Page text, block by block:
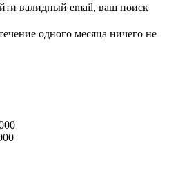
валидный email, ваш поиск
одного месяца ничего не